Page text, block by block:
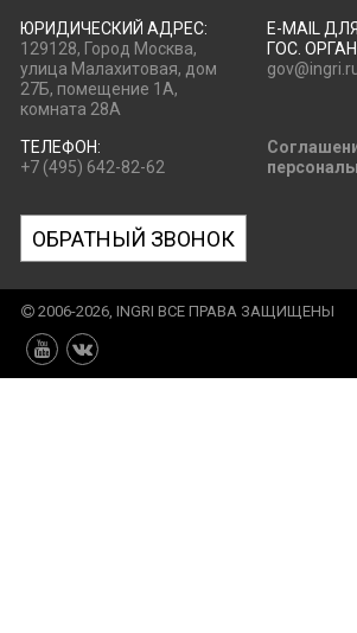
ЮРИДИЧЕСКИЙ АДРЕС:
129128, Город Москва,
улица Малахитовая, дом
27Б, помещение 1А,
комната 28А
E-MAIL
ГОС.
ТЕЛЕФОН:
+7 (495) 642-82-62
ОБРАТНЫЙ ЗВОНОК
2006-2026, INGRI ВСЕ ПРАВА ЗАЩИЩЕНЫ